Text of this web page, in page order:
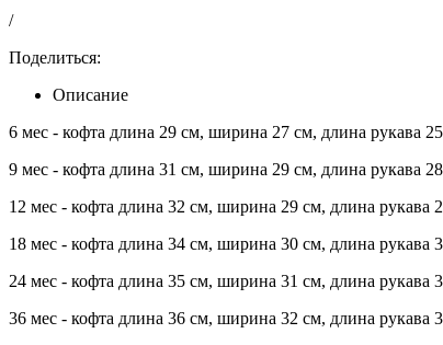
/
Поделиться:
Описание
6 мес - кофта длина 29 см, ширина 27 см, длина рукава
9 мес - кофта длина 31 см, ширина 29 см, длина рукава
12 мес - кофта длина 32 см, ширина 29 см, длина
18 мес - кофта длина 34 см, ширина 30 см, длина
24 мес - кофта длина 35 см, ширина 31 см, длина
36 мес - кофта длина 36 см, ширина 32 см, длина